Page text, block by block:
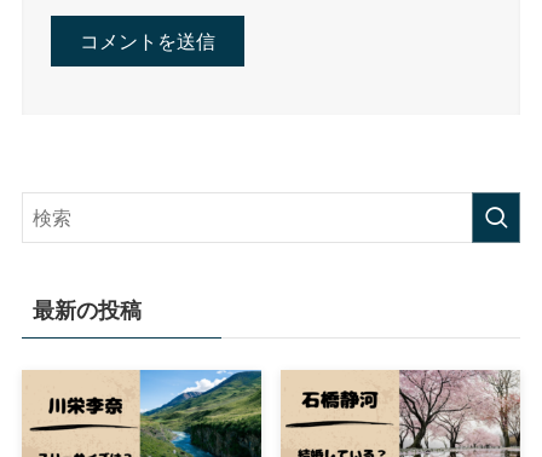
最新の投稿